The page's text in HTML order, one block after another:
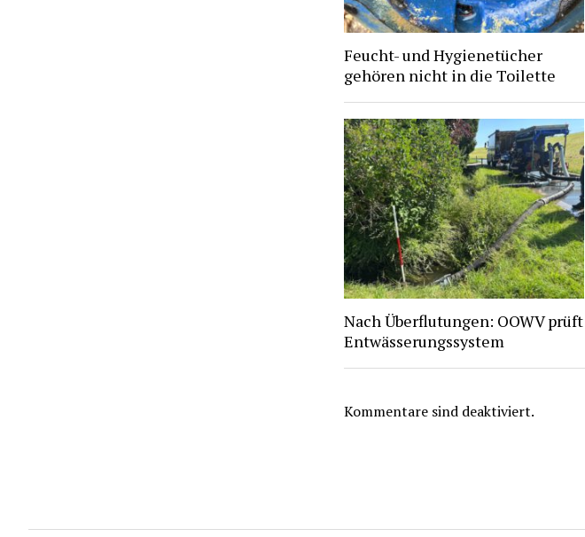
Feucht- und Hygienetücher
gehören nicht in die Toilette
Nach Überflutungen: OOWV prüft
Entwässerungssystem
Kommentare sind deaktiviert.